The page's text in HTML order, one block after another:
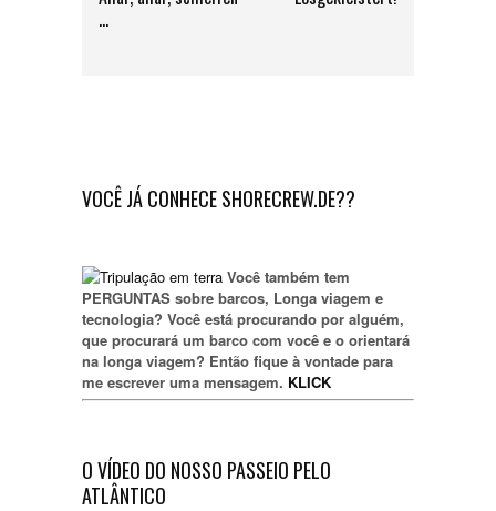
…
VOCÊ JÁ CONHECE SHORECREW.DE??
Você também tem
PERGUNTAS sobre barcos, Longa viagem e
tecnologia? Você está procurando por alguém,
que procurará um barco com você e o orientará
na longa viagem? Então fique à vontade para
me escrever uma mensagem. KLICK
O VÍDEO DO NOSSO PASSEIO PELO
ATLÂNTICO